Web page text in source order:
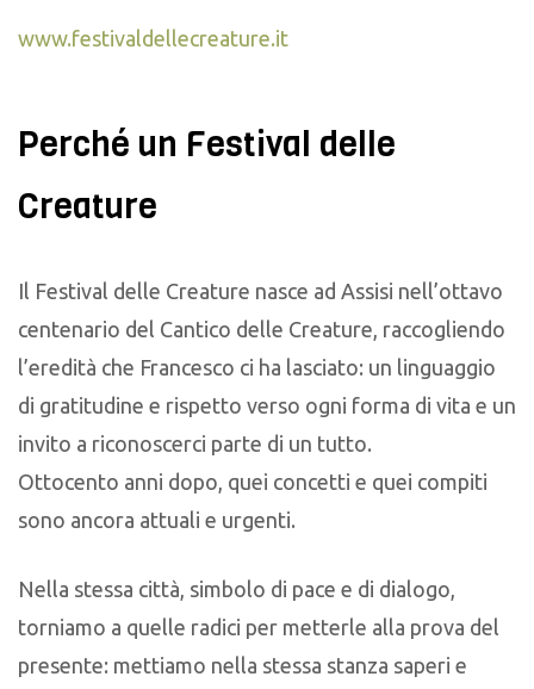
www.festivaldellecreature.it
Perché un Festival delle
Creature
Il Festival delle Creature nasce ad Assisi nell’ottavo
centenario del Cantico delle Creature, raccogliendo
l’eredità che Francesco ci ha lasciato: un linguaggio
di gratitudine e rispetto verso ogni forma di vita e un
invito a riconoscerci parte di un tutto.
Ottocento anni dopo, quei concetti e quei compiti
sono ancora attuali e urgenti.
Nella stessa città, simbolo di pace e di dialogo,
torniamo a quelle radici per metterle alla prova del
presente: mettiamo nella stessa stanza saperi e